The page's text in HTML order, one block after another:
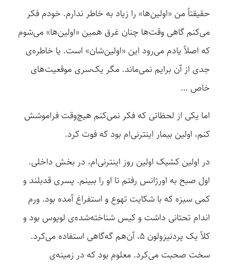
حقیقتاً من «اولین‌ها» را زیاد به خاطر ندارم. خودم فکر
می‌کنم گاهی وقت‌ها چنان غرق همین «اولین‌ها» می‌شوم
که اصلاً یادم می‌رود این «اولین‌شان» است. یا خاطره‌ی
جدی از آن برایم نمی‌ماند. مگر یک‌سری موقعیت‌های
خاص …
اما یکی از لحظاتی که فکر نمی‌کنم هیچ‌وقت فراموشش
کنم، اولین بیمار اینترنی‌ام بود که فوت کرد.
در اولین کشیک اولین روز اینترنی‌ام، در بخش داخلی.
اول صبح به اورژانس رفتم تا او را ببینم. پسری قدبلند و
کمی سبزه که با شکایت تهوع و استفراغ آمده بود. ورم
اندام تحتانی داشت و کیس شناخته‌شده‌ی لوپوس بود و
کلاً یک پردنیزولون ۵، آن‌هم گه‌گاهی استفاده می‌کرد.
سخت صحبت می‌کرد. معلوم بود که در زمینه‌ی